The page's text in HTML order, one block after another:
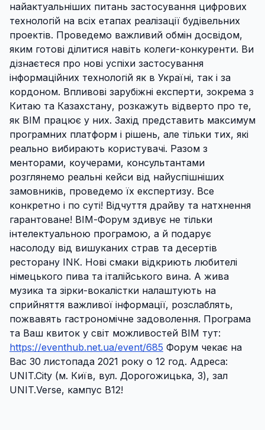
найактуальніших питань застосування цифрових
технологій на всіх етапах реалізації будівельних
проектів. Проведемо важливий обмін досвідом,
яким готові ділитися навіть колеги-конкуренти. Ви
дізнаєтеся про нові успіхи застосування
інформаційних технологій як в Україні, так і за
кордоном. Впливові зарубіжні експерти, зокрема з
Китаю та Казахстану, розкажуть відверто про те,
як ВІМ працює у них. Захід представить максимум
програмних платформ і рішень, але тільки тих, які
реально вибирають користувачі. Разом з
менторами, коучерами, консультантами
розглянемо реальні кейси від найуспішніших
замовників, проведемо їх експертизу. Все
конкретно і по суті! Відчуття драйву та натхнення
гарантоване! ВІМ-Форум здивує не тільки
інтелектуальною програмою, а й подарує
насолоду від вишуканих страв та десертів
ресторану ІNК. Нові смаки відкриють любителі
німецького пива та італійського вина. А жива
музика та зірки-вокалістки налаштують на
сприйняття важливої інформації, розслаблять,
пожвавять гастрономічне задоволення. Програма
та Ваш квиток у світ можливостей ВІМ тут:
https://eventhub.net.ua/event/685 Форум чекає на
Вас 30 листопада 2021 року о 12 год. Адреса:
UNIT.City (м. Київ, вул. Дорогожицька, 3), зал
UNIT.Verse, кампус B12!